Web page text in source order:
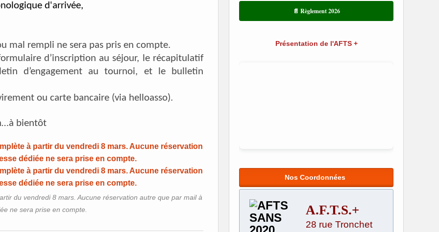
📄 Règlement 2026
Présentation de l'AFTS +
Nos Coordonnées
A.F.T.S.+
28 rue Tronchet
d'arrivée,
mal rempli ne sera pas pris en compte.
d’inscription au séjour, le récapitulatif
d’engagement au tournoi, et le bulletin
ou carte bancaire (via helloasso).
bientôt
du vendredi 8 mars. Aucune réservation autre que par mail à
ne sera prise en compte.